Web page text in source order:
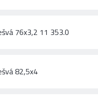
76x3,2 11 353.0
82,5x4